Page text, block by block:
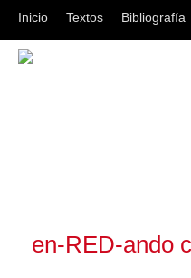
Inicio Textos Bibliografía
en-RED-ando